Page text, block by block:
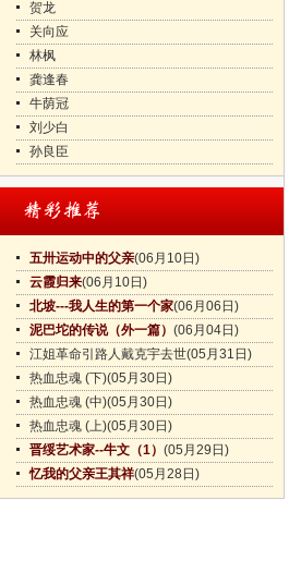
贺龙
关向应
林枫
龚逢春
牛荫冠
刘少白
孙良臣
五卅运动中的父亲(06月10日)
云霞归来(06月10日)
北坡---我人生的第一个家(06月06日)
泥巴坨的传说（外一篇） (06月04日)
江姐革命引路人戴克宇去世(05月31日)
热血忠魂 (下)(05月30日)
热血忠魂 (中)(05月30日)
热血忠魂 (上)(05月30日)
晋绥艺术家--牛文（1） (05月29日)
忆我的父亲王其祥(05月28日)